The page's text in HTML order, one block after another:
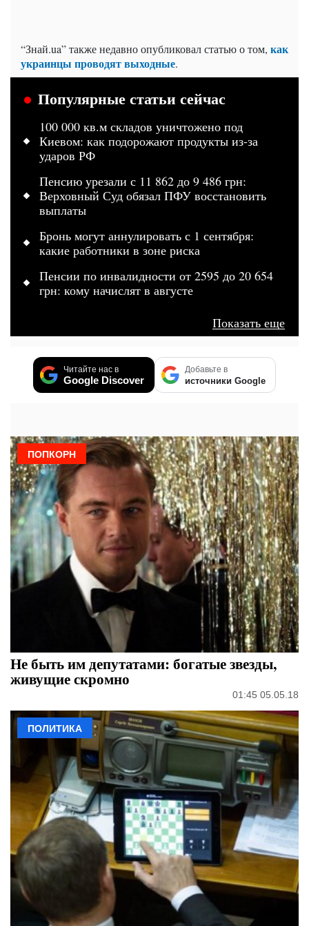
“Знай.ua” также недавно опубликовал статью о том, как
украинцы проводят выходные.
Популярные статьи сейчас
100 000 кв.м складов уничтожено под
Киевом: как подорожают продукты из-за
ударов РФ
Пенсию урезали с 11 862 до 9 486 грн:
Верховный Суд обязал ПФУ восстановить
выплаты
Бронь могут аннулировать с 1 сентября:
какие работники в зоне риска
Пенсии по инвалидности от 2595 до 20 654
грн: кому начислят в августе
Показать еще
Читайте нас в
Google Discover
Добавьте в
источники Google
ПОПКОРН
Не быть им депутатами: богатые звезды,
живущие скромно
01:45 05.05.18
ПОЛИТИКА